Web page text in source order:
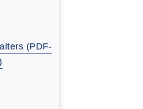
(PDF-